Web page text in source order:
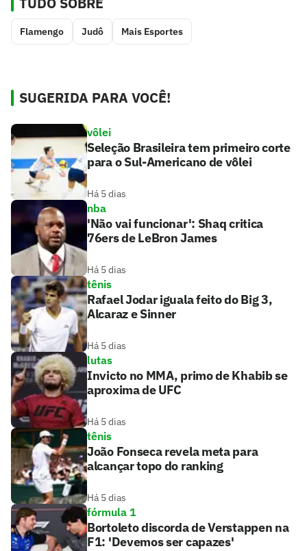
Flamengo Judô Mais Esportes
SUGERIDA PARA VOCÊ!
vôlei
Seleção Brasileira tem primeiro corte
para o Sul-Americano de vôlei
Há 5 dias
nba
'Não vai funcionar': Shaq critica
76ers de LeBron James
Há 5 dias
tênis
Rafael Jodar iguala feito do Big 3,
Alcaraz e Sinner
Há 5 dias
lutas
Invicto no MMA, primo de Khabib se
aproxima de UFC
Há 5 dias
tênis
João Fonseca revela meta para
alcançar topo do ranking
Há 5 dias
fórmula 1
Bortoleto discorda de Verstappen na
F1: 'Devemos ser capazes'